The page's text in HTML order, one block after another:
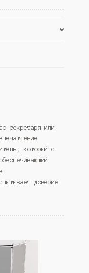
секретаря или
который с
доверие